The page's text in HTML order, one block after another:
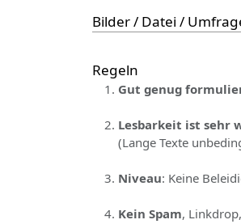
Bilder / Datei /
Regeln
Gut genug
Lesbarkeit ist sehr
(Lange Texte
Niveau: Keine
Kein Spam,